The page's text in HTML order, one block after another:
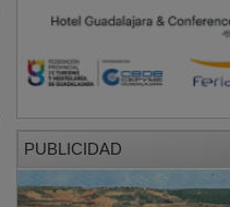
PUBLICIDAD